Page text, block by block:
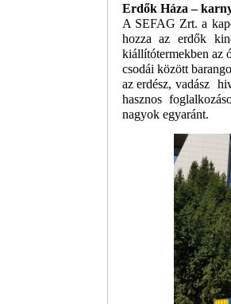
Erdők Háza –
A SEFAG Zrt. a
hozza az erdők
kiállítótermekben az
csodái között
az erdész, vadász
hasznos
nagyok egyaránt.